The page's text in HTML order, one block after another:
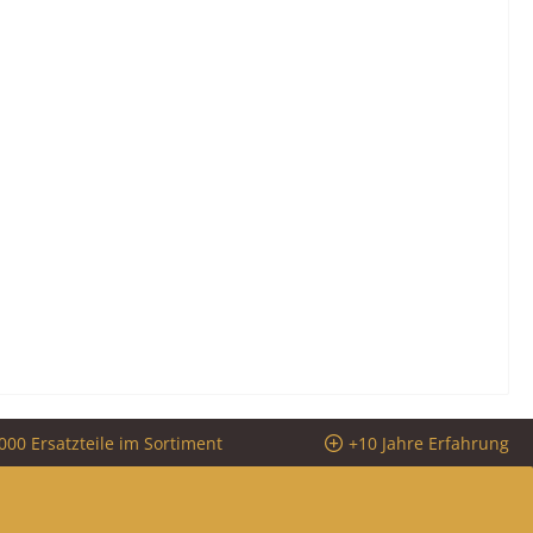
Ersatzteile im Sortiment +10 Jahre Erfahrung